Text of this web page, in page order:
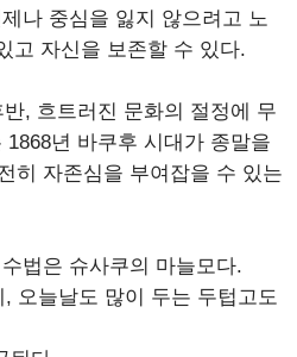
나 중심을 잃지 않으려고 노
고 자신을 보존할 수 있다.
, 흐트러진 문화의 절정에 무
년 바쿠후 시대가 종말을
히 자존심을 부여잡을 수 있는
법은 슈사쿠의 마늘모다.
오늘날도 많이 두는 두텁고도